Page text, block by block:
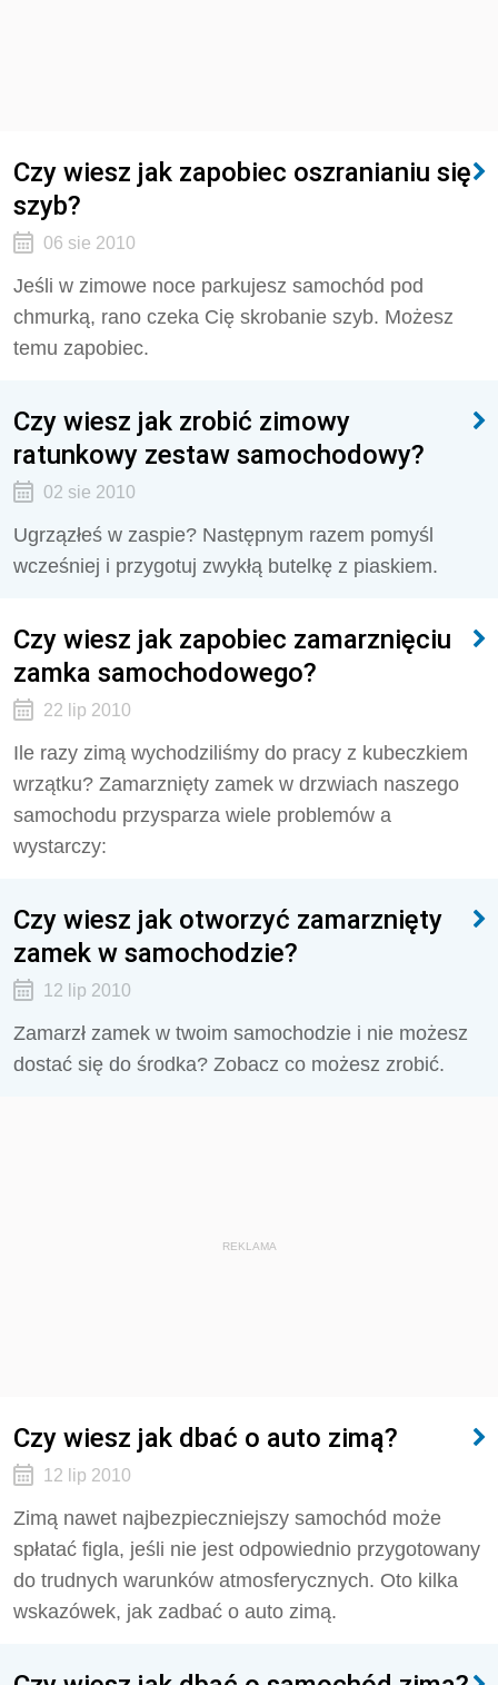
Czy wiesz jak zapobiec oszranianiu się
szyb?
06 sie 2010
Jeśli w zimowe noce parkujesz samochód pod
chmurką, rano czeka Cię skrobanie szyb. Możesz
temu zapobiec.
Czy wiesz jak zrobić zimowy
ratunkowy zestaw samochodowy?
02 sie 2010
Ugrzązłeś w zaspie? Następnym razem pomyśl
wcześniej i przygotuj zwykłą butelkę z piaskiem.
Czy wiesz jak zapobiec zamarznięciu
zamka samochodowego?
22 lip 2010
Ile razy zimą wychodziliśmy do pracy z kubeczkiem
wrzątku? Zamarznięty zamek w drzwiach naszego
samochodu przysparza wiele problemów a
wystarczy:
Czy wiesz jak otworzyć zamarznięty
zamek w samochodzie?
12 lip 2010
Zamarzł zamek w twoim samochodzie i nie możesz
dostać się do środka? Zobacz co możesz zrobić.
REKLAMA
Czy wiesz jak dbać o auto zimą?
12 lip 2010
Zimą nawet najbezpieczniejszy samochód może
spłatać figla, jeśli nie jest odpowiednio przygotowany
do trudnych warunków atmosferycznych. Oto kilka
wskazówek, jak zadbać o auto zimą.